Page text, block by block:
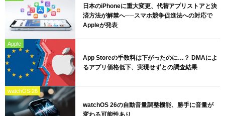
日本のiPhoneに重大変更、代替アプリストアと決
済方法が解禁へ──スマホ競争促進法への対応で
Appleが発表
Apple
App Storeの手数料は下がったのに…？ DMAによ
るアプリ価格低下、実現せずとの調査結果
watchOS 26
watchOS 26の自動音量調整機能、勝手に音量が